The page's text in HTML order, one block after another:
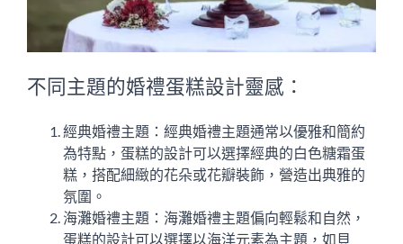
不同主題的婚禮蛋糕設計靈感：
經典婚禮主題：經典婚禮主題通常以優雅和簡約
為特點，蛋糕的設計可以選擇經典的白色糖霜蛋
糕，搭配細緻的花朵或花瓣裝飾，營造出典雅的
氛圍。
海灘婚禮主題：海灘婚禮主題偏向輕鬆和自然，
蛋糕的設計可以選擇以海洋元素為主題，如貝